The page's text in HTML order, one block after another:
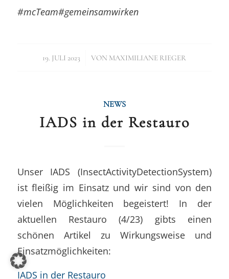
#mcTeam#gemeinsamwirken
19. JULI 2023
/ VON MAXIMILIANE RIEGER
NEWS
IADS in der Restauro
Unser IADS (InsectActivityDetectionSystem)
ist fleißig im Einsatz und wir sind von den
vielen Möglichkeiten begeistert! In der
aktuellen Restauro (4/23) gibts einen
schönen Artikel zu Wirkungsweise und
Einsatzmöglichkeiten:
IADS in der Restauro